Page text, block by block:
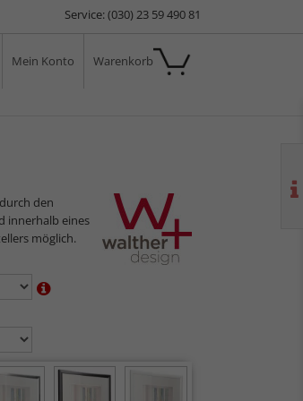
Service: (030) 23 59 490 81
Mein Konto Warenkorb
den
innerhalb eines
möglich.